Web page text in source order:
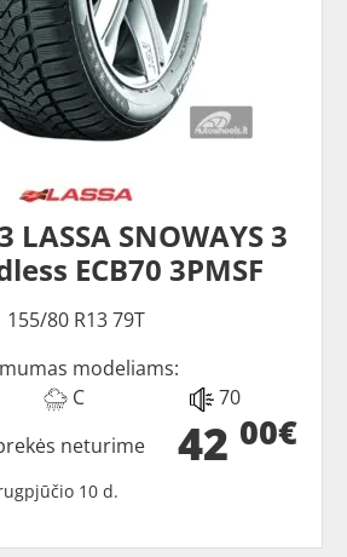
LASSA SNOWAYS 3
ECB70 3PMSF
155/80 R13 79T
modeliams:
C 70
42 00€
neturime
10 d.